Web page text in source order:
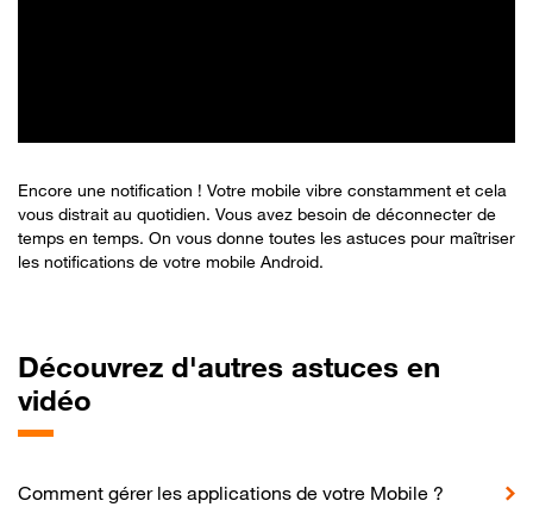
Encore une notification ! Votre mobile vibre constamment et cela
vous distrait au quotidien. Vous avez besoin de déconnecter de
temps en temps. On vous donne toutes les astuces pour maîtriser
les notifications de votre mobile Android.
Découvrez d'autres astuces en
vidéo
Comment gérer les applications de votre Mobile ?